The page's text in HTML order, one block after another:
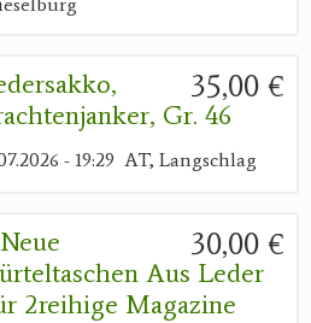
35,00 €
Gr. 46
- 19:29 AT, Langschlag
30,00 €
Aus Leder
2reihige Magazine